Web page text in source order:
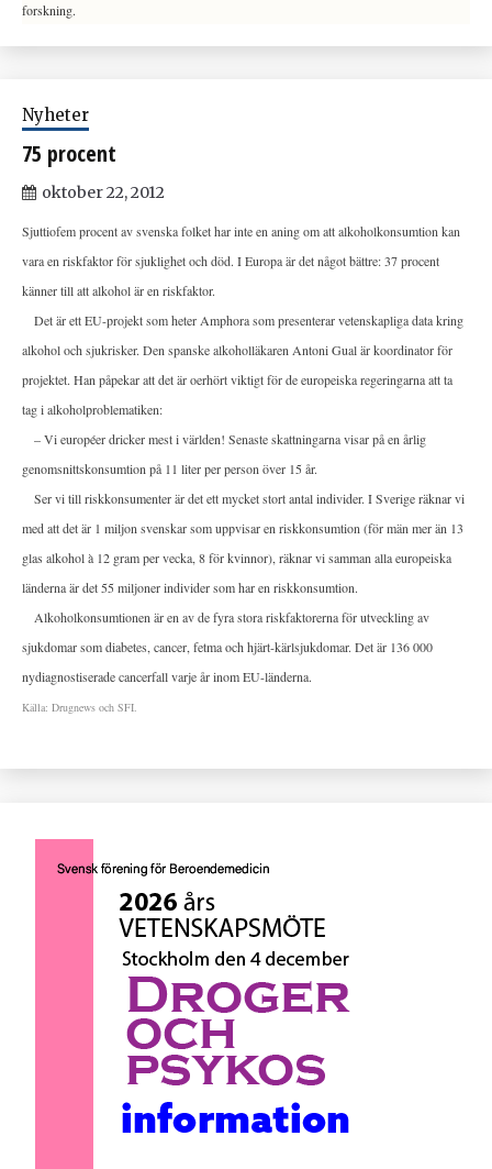
forskning.
Nyheter
75 procent
oktober 22, 2012
Sjuttiofem procent av svenska folket har inte en aning om att alkoholkonsumtion kan
vara en riskfaktor för sjuklighet och död. I Europa är det något bättre: 37 procent
känner till att alkohol är en riskfaktor.
Det är ett EU-projekt som heter Amphora som presenterar vetenskapliga data kring
alkohol och sjukrisker. Den spanske alkoholläkaren Antoni Gual är koordinator för
projektet. Han påpekar att det är oerhört viktigt för de europeiska regeringarna att ta
tag i alkoholproblematiken:
– Vi européer dricker mest i världen! Senaste skattningarna visar på en årlig
genomsnittskonsumtion på 11 liter per person över 15 år.
Ser vi till riskkonsumenter är det ett mycket stort antal individer. I Sverige räknar vi
med att det är 1 miljon svenskar som uppvisar en riskkonsumtion (för män mer än 13
glas alkohol à 12 gram per vecka, 8 för kvinnor), räknar vi samman alla europeiska
länderna är det 55 miljoner individer som har en riskkonsumtion.
Alkoholkonsumtionen är en av de fyra stora riskfaktorerna för utveckling av
sjukdomar som diabetes, cancer, fetma och hjärt-kärlsjukdomar. Det är 136 000
nydiagnostiserade cancerfall varje år inom EU-länderna.
Källa: Drugnews och SFI.